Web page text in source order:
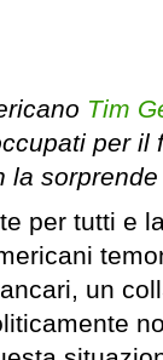
Tim
per il
per tutti e
un